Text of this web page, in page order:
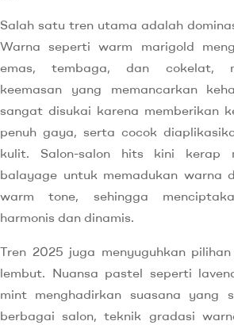
Salah satu tren utama adalah
Warna seperti warm marigold
emas, tembaga, dan cokelat,
keemasan yang memancarkan
sangat disukai karena memberikan
penuh gaya, serta cocok
kulit. Salon-salon hits kini kerap
balayage untuk memadukan warna
warm tone, sehingga
harmonis dan dinamis.
Tren 2025 juga menyuguhkan
lembut. Nuansa pastel seperti
mint menghadirkan suasana yang
berbagai salon, teknik gradasi